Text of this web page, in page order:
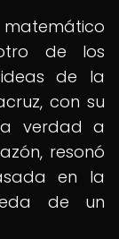
de los
de la
con su
verdad a
resonó
en la
de un